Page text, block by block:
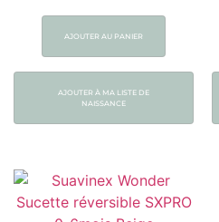
AJOUTER AU PANIER
AJOUTER À MA LISTE DE
NAISSANCE